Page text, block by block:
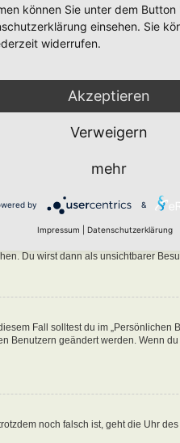
dass du im Forum angemeldet
aktiviert wurden. Wenn
Boards gespeichert. Um diese zu
klickst. Dort kannst du alle deine
Online-Status während dieser
Du wirst dann als unsichtbarer
Fall solltest du im „Persönlichen
Benutzern geändert werden. Wenn
noch falsch ist, geht die Uhr
können Sie unter dem Button
einsehen. Sie
widerrufen.
Akzeptieren
Verweigern
mehr
by &
Impressum Datenschutzerklärung